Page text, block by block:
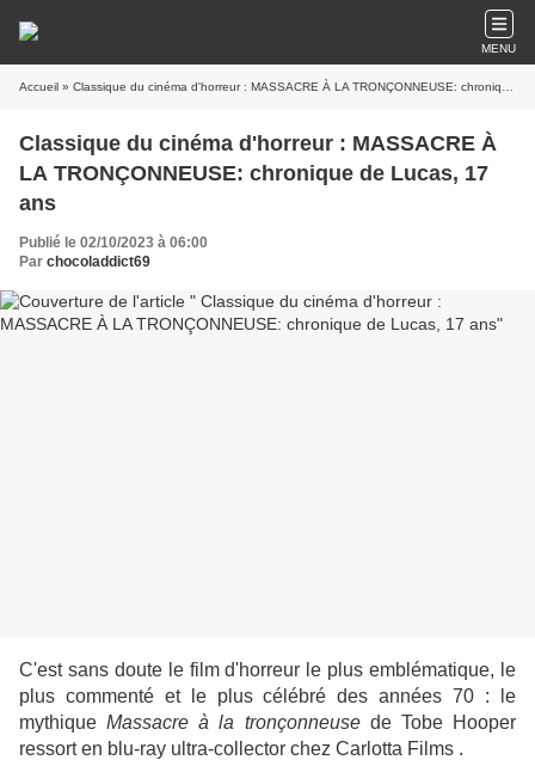
MENU
Accueil » Classique du cinéma d'horreur : MASSACRE À LA TRONÇONNEUSE: chronique de Lucas, 17 ans
Classique du cinéma d'horreur : MASSACRE À
LA TRONÇONNEUSE: chronique de Lucas, 17
ans
Publié le 02/10/2023 à 06:00
Par chocoladdict69
C'est sans doute le film d'horreur le plus emblématique, le
plus commenté et le plus célébré des années 70 : le
mythiqueMassacre à la tronçonneuse de Tobe Hooper
ressort en blu-ray ultra-collector chez Carlotta Films .